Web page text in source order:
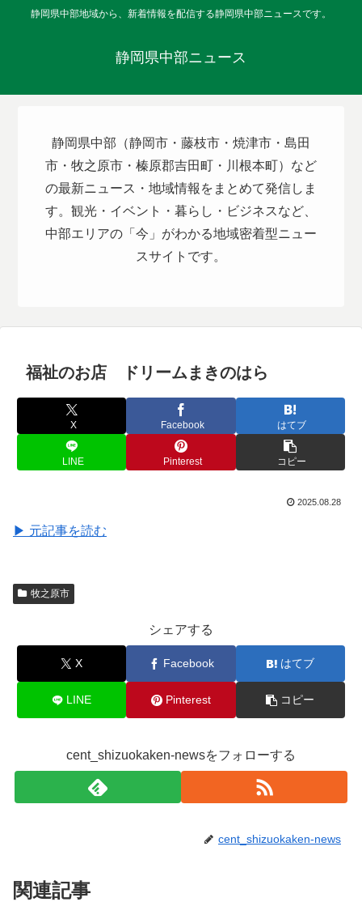
静岡県中部地域から、新着情報を配信する静岡県中部ニュースです。
静岡県中部ニュース
静岡県中部（静岡市・藤枝市・焼津市・島田
市・牧之原市・榛原郡吉田町・川根本町）など
の最新ニュース・地域情報をまとめて発信しま
す。観光・イベント・暮らし・ビジネスなど、
中部エリアの「今」がわかる地域密着型ニュー
スサイトです。
福祉のお店 ドリームまきのはら
X Facebook はてブ
LINE Pinterest コピー
2025.08.28
▶ 元記事を読む
牧之原市
シェアする
X Facebook はてブ
LINE Pinterest コピー
cent_shizuokaken-newsをフォローする
cent_shizuokaken-news
関連記事